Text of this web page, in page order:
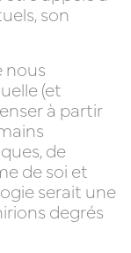
son
nous
(et
à partir
de
de soi et
serait une
degrés